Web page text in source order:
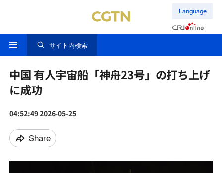
Language
サイト内検索
中国 有人宇宙船「神舟23号」の打ち上げ
に成功
04:52:49 2026-05-25
Share